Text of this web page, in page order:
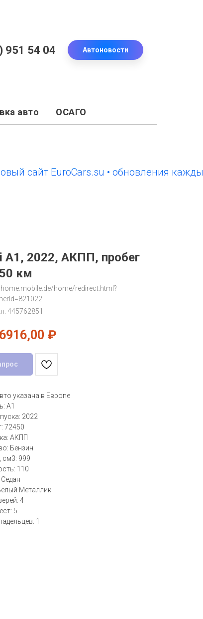
951 54 04 Автоновости
авто ОСАГО
EuroCars.su • обновления каждый
A1, 2022, АКПП, пробег
км
home/redirect.html?
445762851
₽
указана в Европе
A1
2022
72450
АКПП
Бензин
см3: 999
110
Металлик
4
5
1